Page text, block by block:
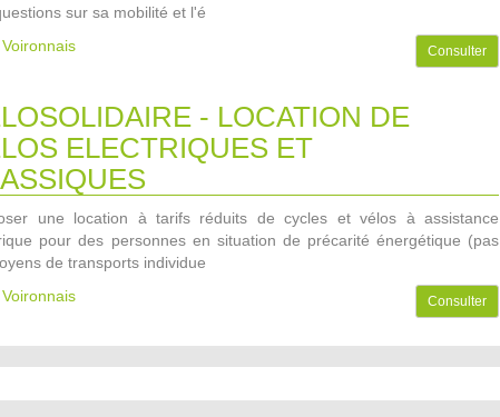
sur sa mobilité et l'é
Consulter
- LOCATION DE
ELECTRIQUES ET
une location à tarifs réduits de cycles et vélos à assistance
pour des personnes en situation de précarité énergétique (pas
de transports individue
Consulter